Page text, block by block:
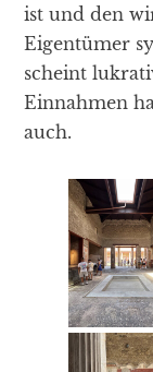
ist und den
Eigentümer
scheint
Einnahmen
auch.